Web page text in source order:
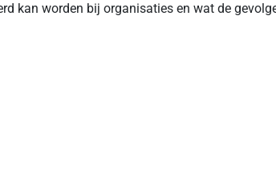
kan worden bij organisaties en wat de